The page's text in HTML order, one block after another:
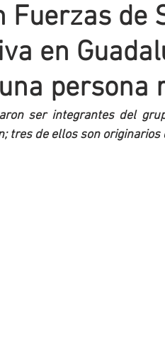
Fuerzas de
en
persona
ser integrantes del
tres de ellos son originarios